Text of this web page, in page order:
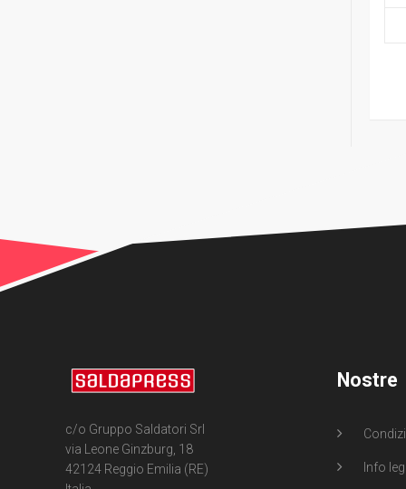
c/o Gruppo Saldatori Srl
via Leone Ginzburg, 18
42124 Reggio Emilia (RE)
Nostre
Info